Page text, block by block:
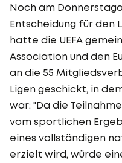
Noch am
Entscheidung für den
hatte die UEFA
Association und den
an die 55
Ligen geschickt, in
war: "Da die
vom sportlichen
eines vollständigen
erzielt wird, würde